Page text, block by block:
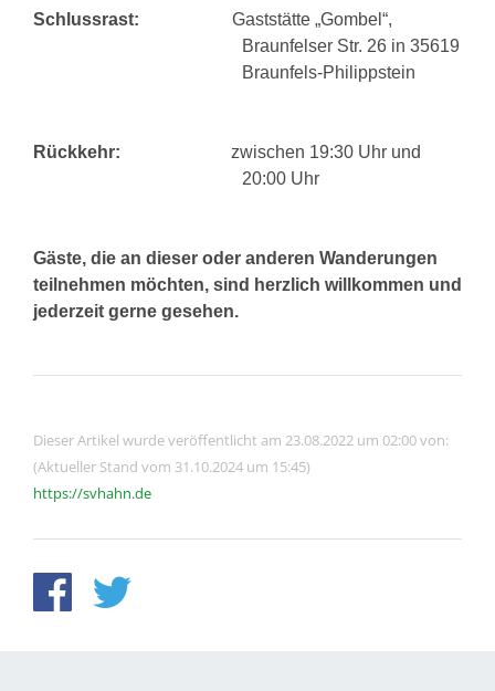
Schlussrast: Gaststätte „Gombel“,
Braunfelser Str. 26 in 35619
Braunfels-Philippstein
Rückkehr: zwischen 19:30 Uhr und
20:00 Uhr
Gäste, die an dieser oder anderen Wanderungen
teilnehmen möchten, sind herzlich willkommen und
jederzeit gerne gesehen.
Dieser Artikel wurde veröffentlicht am 23.08.2022 um 02:00 von:
(Aktueller Stand vom 31.10.2024 um 15:45)
https://svhahn.de